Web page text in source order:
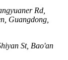
Guangdong,
St, Bao'an